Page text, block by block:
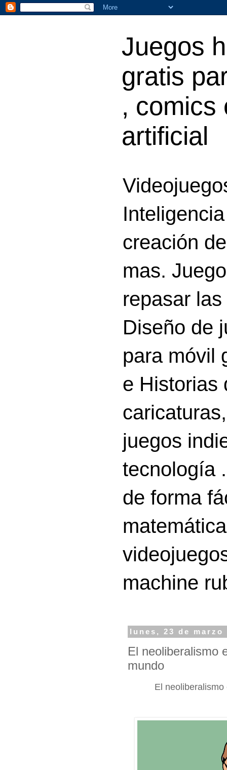
Juegos
gratis
, comics
artificial
creación
mas.
repasar
Diseño de
para móvil
e Historias
juegos
tecnología
de forma
machine
lunes, 23 de marzo
El neoliberalismo
mundo
El